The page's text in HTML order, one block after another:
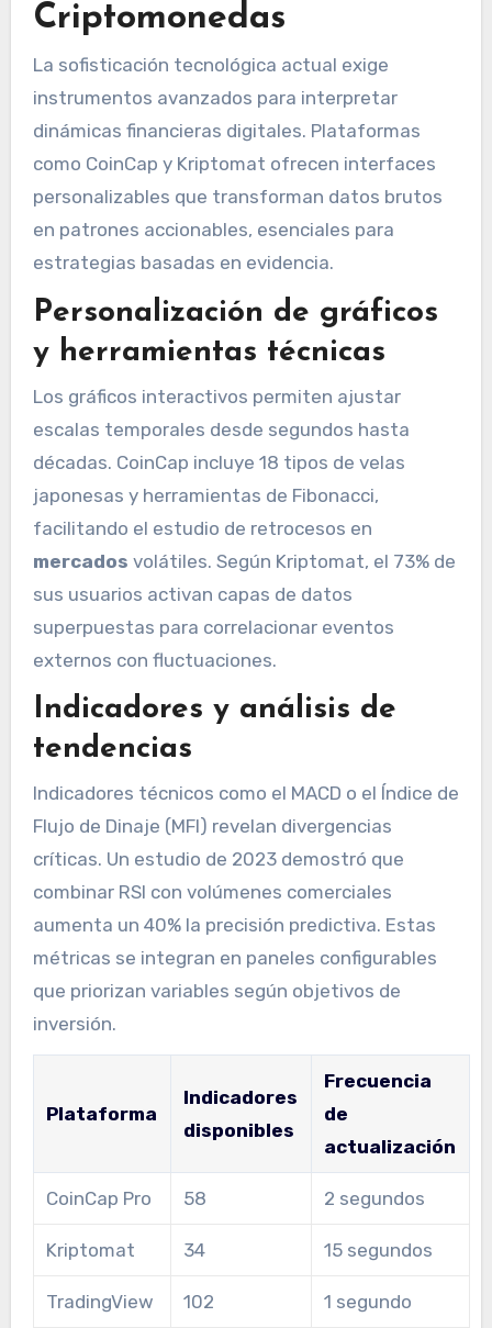
Criptomonedas
La sofisticación tecnológica actual exige
instrumentos avanzados para interpretar
dinámicas financieras digitales. Plataformas
como CoinCap y Kriptomat ofrecen interfaces
personalizables que transforman datos brutos
en patrones accionables, esenciales para
estrategias basadas en evidencia.
Personalización de gráficos
y herramientas técnicas
Los gráficos interactivos permiten ajustar
escalas temporales desde segundos hasta
décadas. CoinCap incluye 18 tipos de velas
japonesas y herramientas de Fibonacci,
facilitando el estudio de retrocesos en
mercados volátiles. Según Kriptomat, el 73% de
sus usuarios activan capas de datos
superpuestas para correlacionar eventos
externos con fluctuaciones.
Indicadores y análisis de
tendencias
Indicadores técnicos como el MACD o el Índice de
Flujo de Dinaje (MFI) revelan divergencias
críticas. Un estudio de 2023 demostró que
combinar RSI con volúmenes comerciales
aumenta un 40% la precisión predictiva. Estas
métricas se integran en paneles configurables
que priorizan variables según objetivos de
inversión.
Plataforma
Indicadores
disponibles
Frecuencia
de
actualización
CoinCap Pro 58 2 segundos
Kriptomat 34 15 segundos
TradingView 102 1 segundo